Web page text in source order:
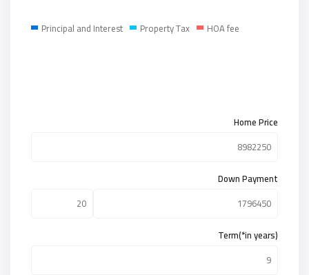
Principal and Interest Property Tax HOA fee
Home Price
Down Payment
Term(*in years)